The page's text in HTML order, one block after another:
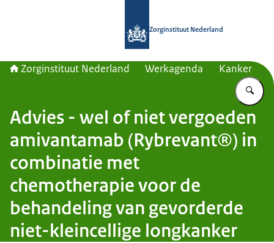
Zorginstituut Nederland
Zorginstituut Nederland Werkagenda Kanker
Advies - wel of niet vergoeden
amivantamab (Rybrevant®) in
combinatie met
chemotherapie voor de
behandeling van gevorderde
niet-kleincellige longkanker